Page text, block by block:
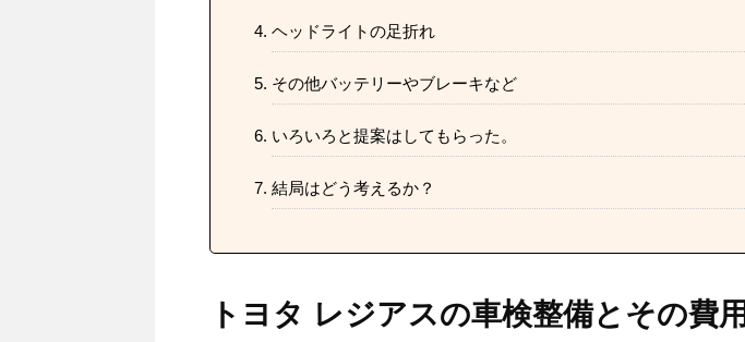
ヘッドライトの足折れ
その他バッテリーやブレーキなど
いろいろと提案はしてもらった。
結局はどう考えるか？
トヨタ レジアスの車検整備とその費用